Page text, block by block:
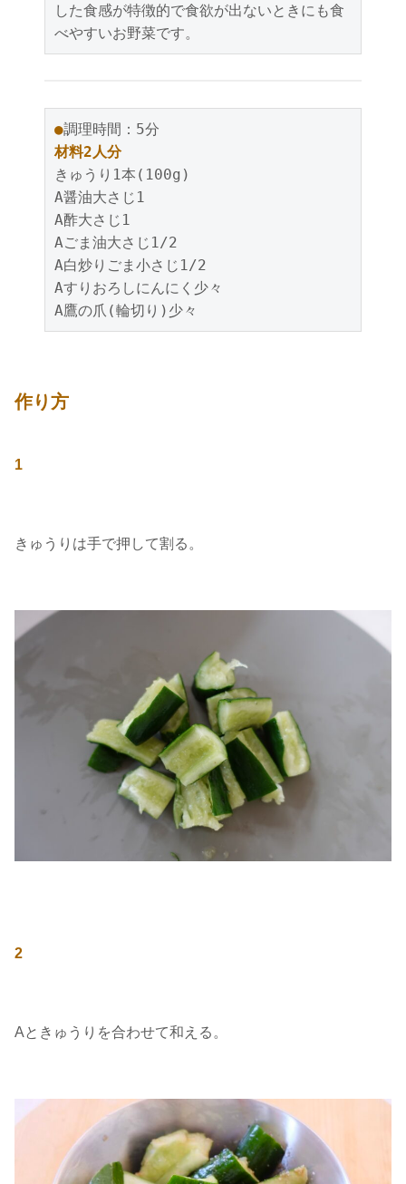
した食感が特徴的で食欲が出ないときにも食
べやすいお野菜です。
●調理時間：5分
材料2人分
きゅうり1本(100g)
A醤油大さじ1
A酢大さじ1
Aごま油大さじ1/2
A白炒りごま小さじ1/2
Aすりおろしにんにく少々
A鷹の爪(輪切り)少々
作り方
1
きゅうりは手で押して割る。
2
Aときゅうりを合わせて和える。